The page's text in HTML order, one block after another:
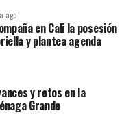
ago
en Cali la posesión
y plantea agenda
y retos en la
Grande